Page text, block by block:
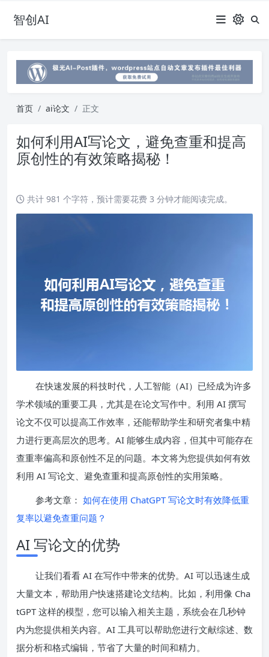
智创AI
首页 ai论文 正文
如何利用AI写论文，避免查重和提高
原创性的有效策略揭秘！
共计 981 个字符，预计需要花费 3 分钟才能阅读完成。
在快速发展的科技时代，人工智能（AI）已经成为许多
学术领域的重要工具，尤其是在论文写作中。利用 AI 撰写
论文不仅可以提高工作效率，还能帮助学生和研究者集中精
力进行更高层次的思考。AI 能够生成内容，但其中可能存在
查重率偏高和原创性不足的问题。本文将为您提供如何有效
利用 AI 写论文、避免查重和提高原创性的实用策略。
参考文章： 如何在使用 ChatGPT 写论文时有效降低重
复率以避免查重问题？
AI 写论文的优势
让我们看看 AI 在写作中带来的优势。AI 可以迅速生成
大量文本，帮助用户快速搭建论文结构。比如，利用像 Cha
tGPT 这样的模型，您可以输入相关主题，系统会在几秒钟
内为您提供相关内容。AI 工具可以帮助您进行文献综述、数
据分析和格式编辑，节省了大量的时间和精力。